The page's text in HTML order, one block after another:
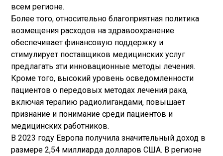
всем регионе.
Более того, относительно благоприятная политика
возмещения расходов на здравоохранение
обеспечивает финансовую поддержку и
стимулирует поставщиков медицинских услуг
предлагать эти инновационные методы лечения.
Кроме того, высокий уровень осведомленности
пациентов о передовых методах лечения рака,
включая терапию радиолигандами, повышает
признание и понимание среди пациентов и
медицинских работников.
В 2023 году Европа получила значительный доход в
размере 2,54 миллиарда долларов США. В регионе